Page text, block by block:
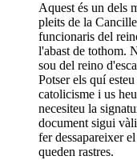
Aquest és un dels
pleits de la
funcionaris del
l'abast de tothom.
sou del reino
Potser els quí
catolicisme i us
necesiteu la
document sigui
fer dessapareixer
queden rastres.